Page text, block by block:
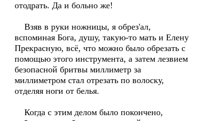
отодрать. Да и больно же!
Взяв в руки ножницы, я обрез'ал,
вспоминая Бога, душу, такую-то мать и Елену
Прекрасную, всё, что можно было обрезать с
помощью этого инструмента, а затем лезвием
безопасной бритвы миллиметр за
миллиметром стал отрезать по волоску,
отделяя ноги от белья.
Когда с этим делом было покончено,